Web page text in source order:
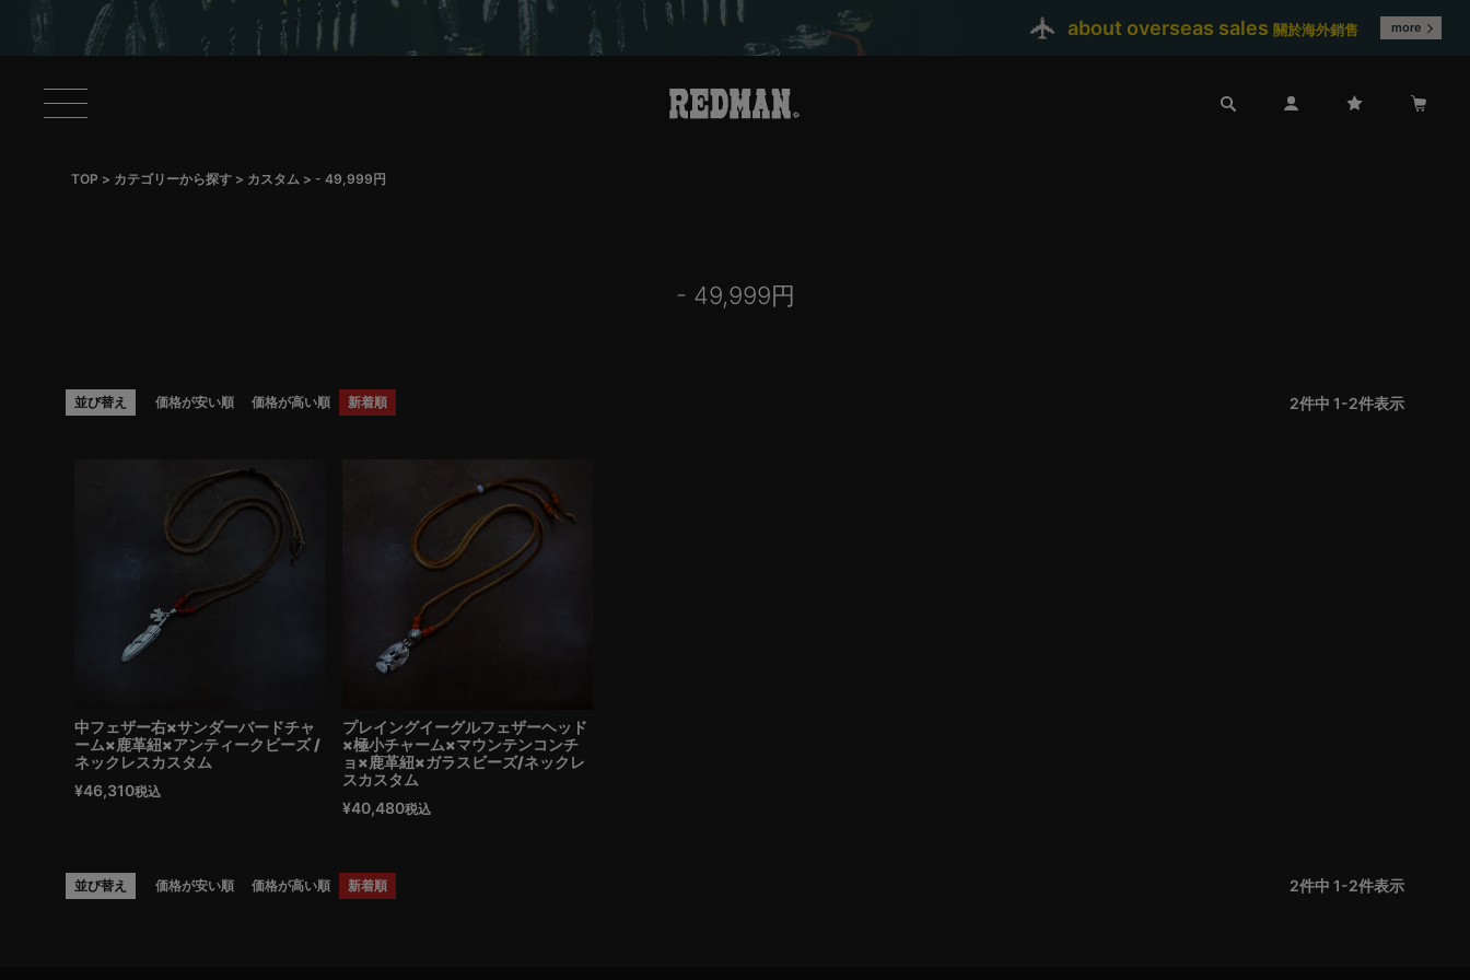
about overseas sales 關於海外銷售 more
TOP カテゴリーから探す カスタム - 49,999円
- 49,999円
並び替え 価格が安い順 価格が高い順 新着順 2件中 1-2件表示
中フェザー右×サンダーバードチャ
ーム×鹿革紐×アンティークビーズ /
ネックレスカスタム
¥46,310税込
プレイングイーグルフェザーヘッド
×極小チャーム×マウンテンコンチ
ョ×鹿革紐×ガラスビーズ/ネックレ
スカスタム
¥40,480税込
並び替え 価格が安い順 価格が高い順 新着順 2件中 1-2件表示